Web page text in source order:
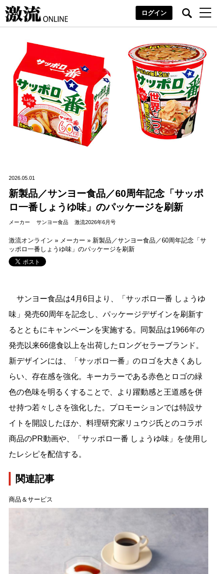
ログイン
2026.05.01
新製品／サンヨー食品／60周年記念「サッポ
ロ一番しょうゆ味」のパッケージを刷新
メーカー サンヨー食品 激流2026年6月号
激流オンライン » メーカー » 新製品／サンヨー食品／60周年記念「サ
ッポロ一番しょうゆ味」のパッケージを刷新
サンヨー食品は4月6日より、「サッポロ一番 しょうゆ
味」発売60周年を記念し、パッケージデザインを刷新す
るとともにキャンペーンを実施する。同製品は1966年の
発売以来66億食以上を出荷したロングセラーブランド。
新デザインには、「サッポロ一番」のロゴを大きくあし
らい、存在感を強化。キーカラーである赤色とロゴの緑
色の色味を明るくすることで、より躍動感と王道感を併
せ持つ若々しさを強化した。プロモーションでは特設サ
イトを開設したほか、料理研究家リュウジ氏とのコラボ
商品のPR動画や、「サッポロ一番 しょうゆ味」を使用し
たレシピを配信する。
関連記事
商品＆サービス